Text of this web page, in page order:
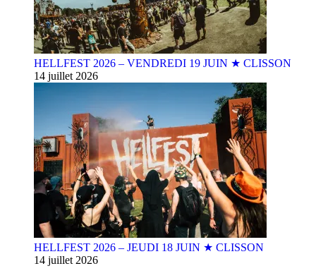
HELLFEST 2026 – VENDREDI 19 JUIN ★ CLISSON
14 juillet 2026
HELLFEST 2026 – JEUDI 18 JUIN ★ CLISSON
14 juillet 2026